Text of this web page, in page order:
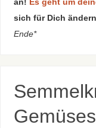
sich für Dich
Ende*